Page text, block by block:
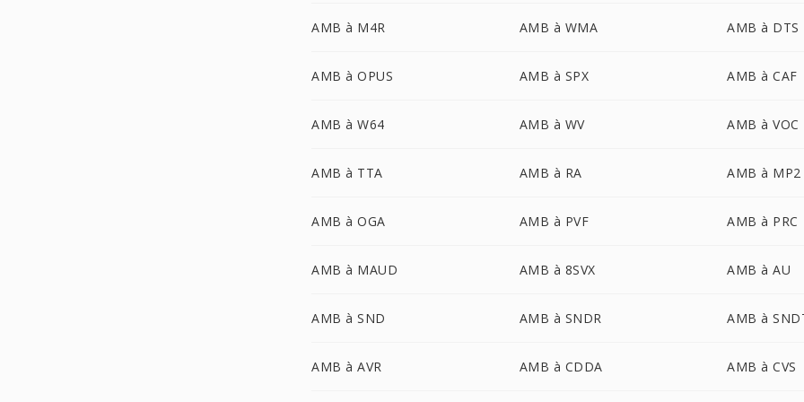
AMB à M4R AMB à WMA AMB à DTS
AMB à OPUS AMB à SPX AMB à CAF
AMB à W64 AMB à WV AMB à VOC
AMB à TTA AMB à RA AMB à MP2
AMB à OGA AMB à PVF AMB à PRC
AMB à MAUD AMB à 8SVX AMB à AU
AMB à SND AMB à SNDR AMB à
AMB à AVR AMB à CDDA AMB à CVS